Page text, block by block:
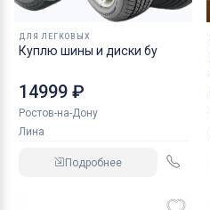
ДЛЯ ЛЕГКОВЫХ
Куплю шины и диски бу
14999 ₽
Ростов-на-Дону
Лина
Подробнее